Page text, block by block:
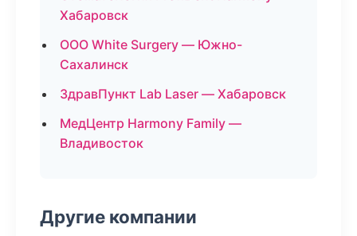
Хабаровск
ООО White Surgery — Южно-
Сахалинск
ЗдравПункт Lab Laser — Хабаровск
МедЦентр Harmony Family —
Владивосток
Другие компании